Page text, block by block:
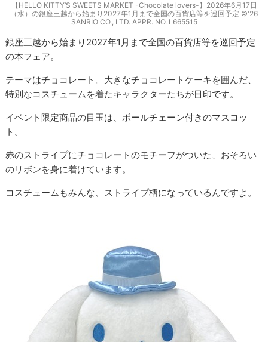
【HELLO KITTY’S SWEETS MARKET -Chocolate lovers-】2026年6月17日
（水）の銀座三越から始まり2027年1月まで全国の百貨店等を巡回予定 ©'26
SANRIO CO., LTD. APPR. NO. L665515
銀座三越から始まり2027年1月まで全国の百貨店等を巡回予定
の本フェア。
テーマはチョコレート。大きなチョコレートケーキを囲んだ、
特別なコスチュームを着たキャラクターたちが目印です。
イベント限定商品の目玉は、ボールチェーン付きのマスコッ
ト。
赤のストライプにチョコレートのモチーフがついた、おそろい
のリボンを身に着けています。
コスチュームもみんな、ストライプ柄になっているんですよ。